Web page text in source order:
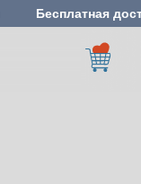
Бесплатная